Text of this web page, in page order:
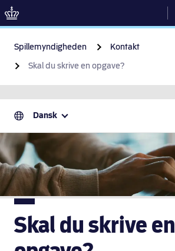
Spillemyndigheden
Kontakt
Skal du skrive en opgave?
Dansk
Skal du skrive en